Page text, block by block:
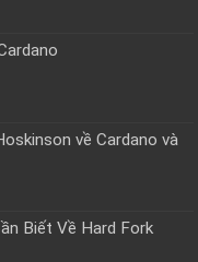
về Cardano và
Biết Về Hard Fork